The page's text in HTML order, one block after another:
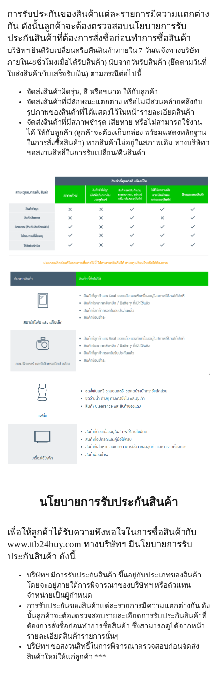
การรับประกันของสินค้าแต่ละรายการมีความแตกต่าง
กัน ดังนั้นลูกค้าจะต้องตรวจสอบนโยบายการรับ
ประกันสินค้าที่ต้องการสั่งซื้อก่อนทำการซื้อสินค้า
บริษัทฯ ยินดีรับเปลี่ยนหรือคืนสินค้าภายใน 7 วัน(แจ้งทางบริษัท
ภายใน48ชั่วโมงเมื่อได้รับสินค้า) นับจากวันรับสินค้า (ยึดตามวันที่
ใบส่งสินค้า/ใบเสร็จรับเงิน) ตามกรณีต่อไปนี้
จัดส่งสินค้าผิดรุ่น, สี หรือขนาด ให้กับลูกค้า
จัดส่งสินค้าที่มีลักษณะแตกต่าง หรือไม่มีส่วนคล้ายคลึงกับ
รูปภาพของสินค้าที่ได้แสดงไว้ในหน้ารายละเอียดสินค้า
จัดส่งสินค้าที่มีสภาพชำรุด เสียหาย หรือไม่สามารถใช้งาน
ได้ ให้กับลูกค้า (ลูกค้าจะต้องเก็บกล่อง พร้อมแสดงหลักฐาน
ในการสั่งซื้อสินค้า) หากสินค้าไม่อยู่ในสภาพเดิม ทางบริษัทฯ
ขอสงวนสิทธิ์ในการรับเปลี่ยน/คืนสินค้า
นโยบายการรับประกันสินค้า
เพื่อให้ลูกค้าได้รับความพึงพอใจในการซื้อสินค้ากับ
www.ttb24buy.com ทางบริษัทฯ มีนโยบายการรับ
ประกันสินค้า ดังนี้
บริษัทฯ มีการรับประกันสินค้า ขึ้นอยู่กับประเภทของสินค้า
โดยจะอยู่ภายใต้การพิจารณาของบริษัทฯ หรือตัวแทน
จำหน่ายเป็นผู้กำหนด
การรับประกันของสินค้าแต่ละรายการมีความแตกต่างกัน ดัง
นั้นลูกค้าจะต้องตรวจสอบรายละเอียดการรับประกันสินค้าที่
ต้องการสั่งซื้อก่อนทำการซื้อสินค้า ซึ่งสามารถดูได้จากหน้า
รายละเอียดสินค้ารายการนั้นๆ
บริษัทฯ ขอสงวนสิทธิ์ในการพิจารณาตรวจสอบก่อนจัดส่ง
สินค้าใหม่ให้แก่ลูกค้า ***